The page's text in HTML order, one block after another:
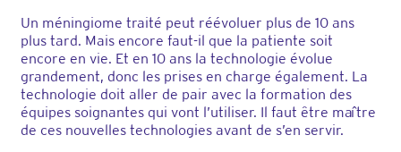
Un méningiome traité peut réévoluer plus de 10 ans
plus tard. Mais encore faut-il que la patiente soit
encore en vie. Et en 10 ans la technologie évolue
grandement, donc les prises en charge également. La
technologie doit aller de pair avec la formation des
équipes soignantes qui vont l’utiliser. Il faut être maître
de ces nouvelles technologies avant de s’en servir.